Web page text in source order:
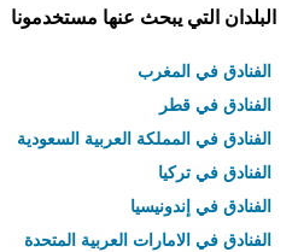
البلدان التي يبحث عنها مستخدمونا
الفنادق في المغرب
الفنادق في قطر
الفنادق في المملكة العربية السعودية
الفنادق في تركيا
الفنادق في إندونيسيا
الفنادق في الامارات العربية المتحدة